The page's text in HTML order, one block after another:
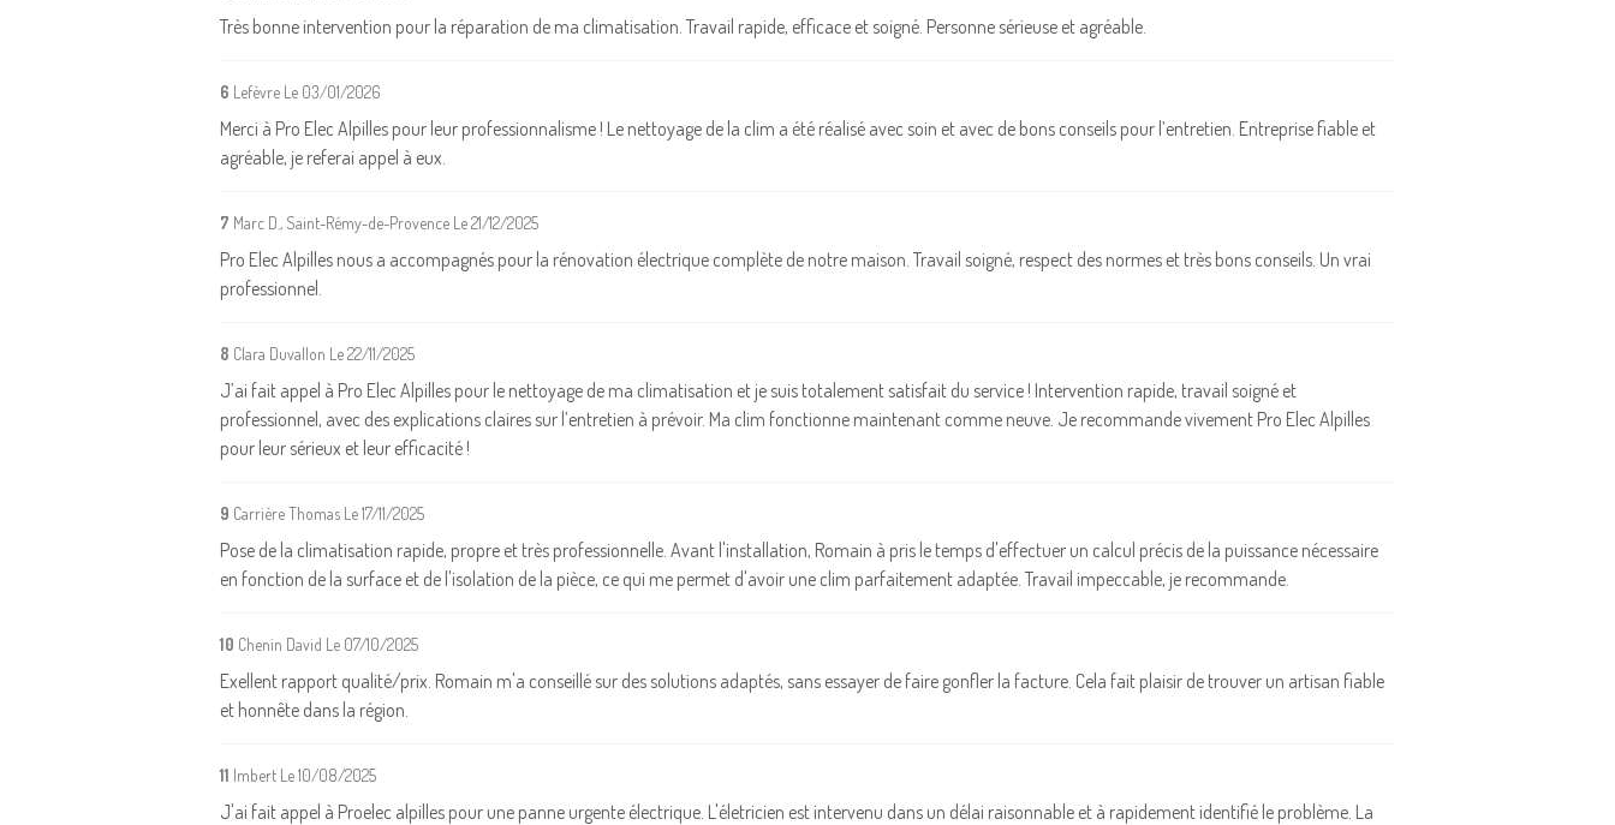
Très bonne intervention pour la réparation de ma climatisation. Travail rapide, efficace et soigné. Personne sérieuse et agréable.
6 Lefèvre Le 03/01/2026
Merci à Pro Elec Alpilles pour leur professionnalisme ! Le nettoyage de la clim a été réalisé avec soin et avec de bons conseils pour l’entretien. Entreprise fiable et
agréable, je referai appel à eux.
7 Marc D., Saint-Rémy-de-Provence Le 21/12/2025
Pro Elec Alpilles nous a accompagnés pour la rénovation électrique complète de notre maison. Travail soigné, respect des normes et très bons conseils. Un vrai
professionnel.
8 Clara Duvallon Le 22/11/2025
J’ai fait appel à Pro Elec Alpilles pour le nettoyage de ma climatisation et je suis totalement satisfait du service ! Intervention rapide, travail soigné et
professionnel, avec des explications claires sur l’entretien à prévoir. Ma clim fonctionne maintenant comme neuve. Je recommande vivement Pro Elec Alpilles
pour leur sérieux et leur efficacité !
9 Carrière Thomas Le 17/11/2025
Pose de la climatisation rapide, propre et très professionnelle. Avant l'installation, Romain à pris le temps d'effectuer un calcul précis de la puissance nécessaire
en fonction de la surface et de l'isolation de la pièce, ce qui me permet d'avoir une clim parfaitement adaptée. Travail impeccable, je recommande.
10 Chenin David Le 07/10/2025
Exellent rapport qualité/prix. Romain m'a conseillé sur des solutions adaptés, sans essayer de faire gonfler la facture. Cela fait plaisir de trouver un artisan fiable
et honnête dans la région.
11 Imbert Le 10/08/2025
J'ai fait appel à Proelec alpilles pour une panne urgente électrique. L'életricien est intervenu dans un délai raisonnable et à rapidement identifié le problème. La